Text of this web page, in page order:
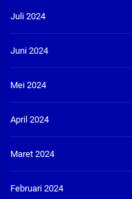
Juli 2024
Juni 2024
Mei 2024
April 2024
Maret 2024
Februari 2024